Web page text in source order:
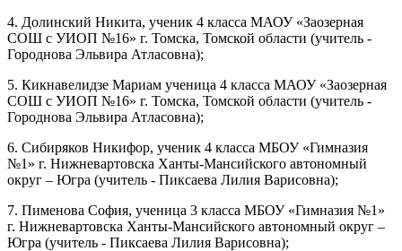
4. Долинский Никита, ученик 4 класса МАОУ «Заозерная
СОШ с УИОП №16» г. Томска, Томской области (учитель -
Городнова Эльвира Атласовна);
5. Кикнавелидзе Мариам ученица 4 класса МАОУ «Заозерная
СОШ с УИОП №16» г. Томска, Томской области (учитель -
Городнова Эльвира Атласовна);
6. Сибиряков Никифор, ученик 4 класса МБОУ «Гимназия
№1» г. Нижневартовска Ханты-Мансийского автономный
округ – Югра (учитель - Пиксаева Лилия Варисовна);
7. Пименова София, ученица 3 класса МБОУ «Гимназия №1»
г. Нижневартовска Ханты-Мансийского автономный округ –
Югра (учитель - Пиксаева Лилия Варисовна);